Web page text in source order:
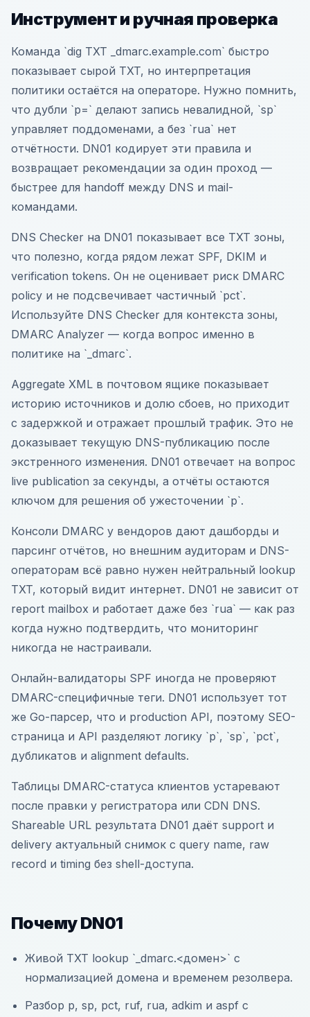
Инструмент и ручная проверка
Команда `dig TXT _dmarc.example.com` быстро
показывает сырой TXT, но интерпретация
политики остаётся на операторе. Нужно помнить,
что дубли `p=` делают запись невалидной, `sp`
управляет поддоменами, а без `rua` нет
отчётности. DN01 кодирует эти правила и
возвращает рекомендации за один проход —
быстрее для handoff между DNS и mail-
командами.
DNS Checker на DN01 показывает все TXT зоны,
что полезно, когда рядом лежат SPF, DKIM и
verification tokens. Он не оценивает риск DMARC
policy и не подсвечивает частичный `pct`.
Используйте DNS Checker для контекста зоны,
DMARC Analyzer — когда вопрос именно в
политике на `_dmarc`.
Aggregate XML в почтовом ящике показывает
историю источников и долю сбоев, но приходит
с задержкой и отражает прошлый трафик. Это не
доказывает текущую DNS-публикацию после
экстренного изменения. DN01 отвечает на вопрос
live publication за секунды, а отчёты остаются
ключом для решения об ужесточении `p`.
Консоли DMARC у вендоров дают дашборды и
парсинг отчётов, но внешним аудиторам и DNS-
операторам всё равно нужен нейтральный lookup
TXT, который видит интернет. DN01 не зависит от
report mailbox и работает даже без `rua` — как раз
когда нужно подтвердить, что мониторинг
никогда не настраивали.
Онлайн-валидаторы SPF иногда не проверяют
DMARC-специфичные теги. DN01 использует тот
же Go-парсер, что и production API, поэтому SEO-
страница и API разделяют логику `p`, `sp`, `pct`,
дубликатов и alignment defaults.
Таблицы DMARC-статуса клиентов устаревают
после правки у регистратора или CDN DNS.
Shareable URL результата DN01 даёт support и
delivery актуальный снимок с query name, raw
record и timing без shell-доступа.
Почему DN01
Живой TXT lookup `_dmarc.<домен>` с
нормализацией домена и временем резолвера.
Разбор p, sp, pct, ruf, rua, adkim и aspf с